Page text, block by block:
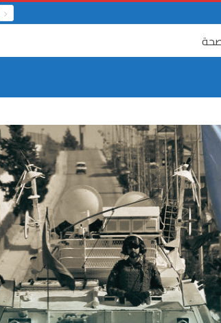
٤ آب
العدالة المفقودة : خمس سنوات على جريمة
المرفأ… والقاتل…